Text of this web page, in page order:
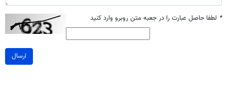
* لطفا حاصل عبارت را در جعبه متن روبرو وارد کنید
ارسال